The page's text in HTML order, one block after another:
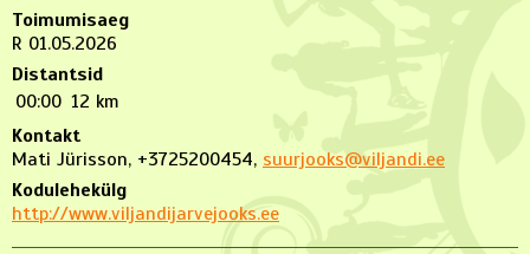
Toimumisaeg
R 01.05.2026
Distantsid
00:00 12 km
Kontakt
Mati Jürisson, +3725200454, suurjooks@viljandi.ee
Kodulehekülg
http://www.viljandijarvejooks.ee